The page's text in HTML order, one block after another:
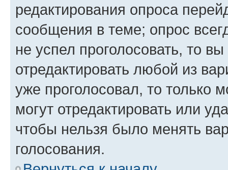
редактирования опроса
сообщения в теме; опрос
не успел проголосовать, то
отредактировать любой из
уже проголосовал, то только
могут отредактировать или
чтобы нельзя было менять
голосования.